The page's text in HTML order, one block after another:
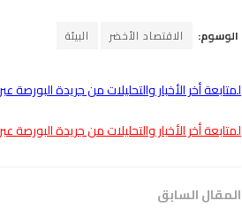
الوسوم: الاقتصاد الأخضر البيئة
لمتابعة أخر الأخبار والتحليلات من جريدة
لمتابعة أخر الأخبار والتحليلات من جريدة البورصة
المقال السابق